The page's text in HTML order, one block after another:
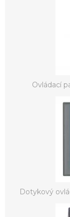
Ovládací
Dotykový